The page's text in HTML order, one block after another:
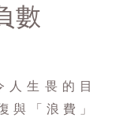
數
生畏的目
與「浪費」